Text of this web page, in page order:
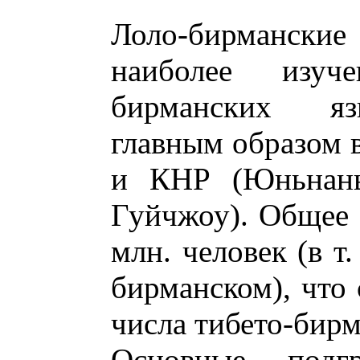
Лоло-
наиболее
бирманских
главным
и КНР
Гуйчжоу). Общее
млн. человек (в
бирманском), что
числа тибето-